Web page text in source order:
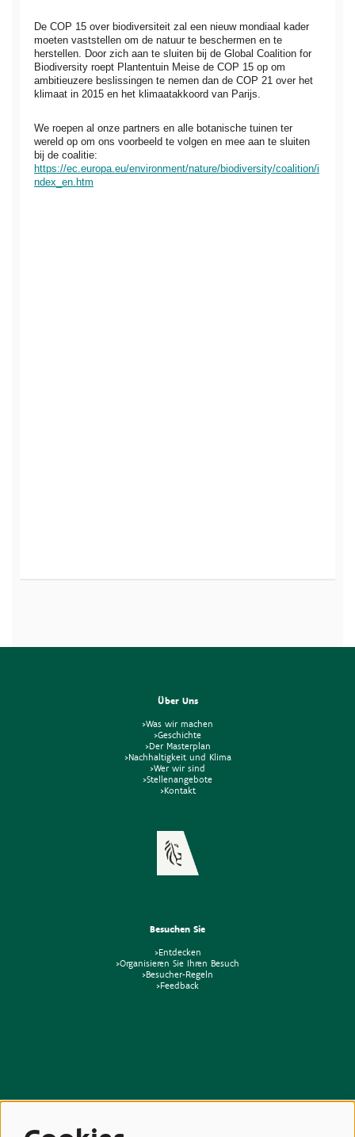
De COP 15 over biodiversiteit zal een nieuw mondiaal kader
moeten vaststellen om de natuur te beschermen en te
herstellen. Door zich aan te sluiten bij de Global Coalition for
Biodiversity roept Plantentuin Meise de COP 15 op om
ambitieuzere beslissingen te nemen dan de COP 21 over het
klimaat in 2015 en het klimaatakkoord van Parijs.
We roepen al onze partners en alle botanische tuinen ter
wereld op om ons voorbeeld te volgen en mee aan te sluiten
bij de coalitie:
https://ec.europa.eu/environment/nature/biodiversity/coalition/i
ndex_en.htm
Über Uns
>Was wir machen
>Geschichte
>Der Masterplan
>Nachhaltigkeit und Klima
>Wer wir sind
>Stellenangebote
>Kontakt
Besuchen Sie
>Entdecken
>Organisieren Sie Ihren Besuch
>Besucher-Regeln
>Feedback